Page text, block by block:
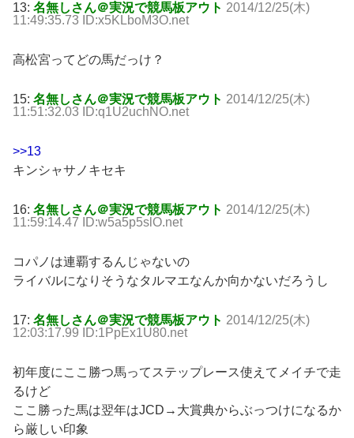
13: 名無しさん＠実況で競馬板アウト 2014/12/25(木)
11:49:35.73 ID:x5KLboM3O.net
高松宮ってどの馬だっけ？
15: 名無しさん＠実況で競馬板アウト 2014/12/25(木)
11:51:32.03 ID:q1U2uchNO.net
>>13
キンシャサノキセキ
16: 名無しさん＠実況で競馬板アウト 2014/12/25(木)
11:59:14.47 ID:w5a5p5slO.net
コパノは連覇するんじゃないの
ライバルになりそうなタルマエなんか向かないだろうし
17: 名無しさん＠実況で競馬板アウト 2014/12/25(木)
12:03:17.99 ID:1PpEx1U80.net
初年度にここ勝つ馬ってステップレース使えてメイチで走
るけど
ここ勝った馬は翌年はJCD→大賞典からぶっつけになるか
ら厳しい印象